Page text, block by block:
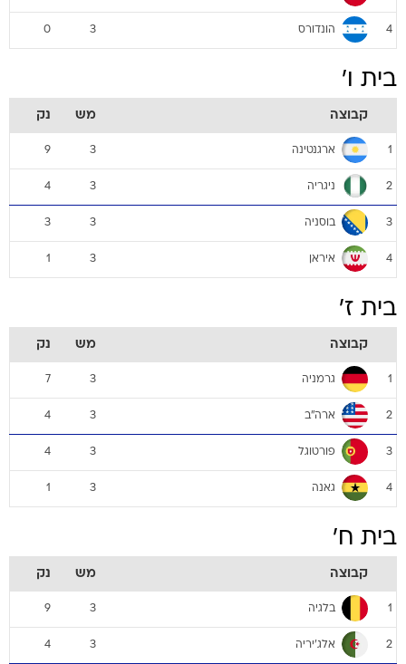
4 הונדורס 3
0
בית ו'
קבוצה מש נק
1 ארגנטינה 3
9
2 ניגריה 3
4
3 בוסניה 3
3
4 איראן 3
1
בית ז'
קבוצה מש נק
1 גרמניה 3
7
2 ארה"ב 3
4
3 פורטוגל 3
4
4 גאנה 3
1
בית ח'
קבוצה מש נק
1 בלגיה 3
9
2 אלג'יריה 3
4